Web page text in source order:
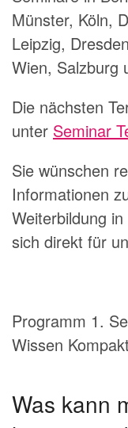
Münster, Köln,
Leipzig,
Wien, Salzburg
Die nächsten
unter Seminar
Sie wünschen
Informationen
Weiterbildung
sich direkt für
Programm 1.
Wissen
Was kann